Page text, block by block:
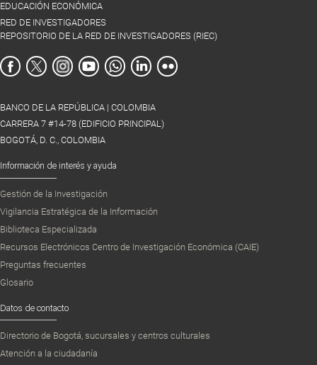
EDUCACIÓN ECONÓMICA
RED DE INVESTIGADORES
REPOSITORIO DE LA RED DE INVESTIGADORES (RIEC)
BANCO DE LA REPÚBLICA | COLOMBIA
CARRERA 7 #14-78 (EDIFICIO PRINCIPAL)
BOGOTÁ, D. C., COLOMBIA
Información de interés y ayuda
Gestión de la Investigación
Vigilancia Estratégica de la Información
Biblioteca Especializada
Recursos Electrónicos Centro de Investigación Económica (CAIE)
Preguntas frecuentes
Glosario
Datos de contacto
Directorio de Bogotá, sucursales y centros culturales
Atención a la ciudadanía